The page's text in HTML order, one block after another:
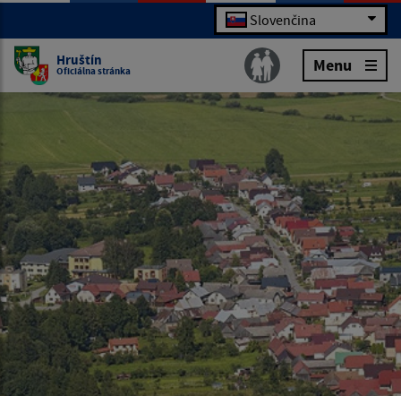
Slovenčina
Hruštín
Oficiálna stránka Menu